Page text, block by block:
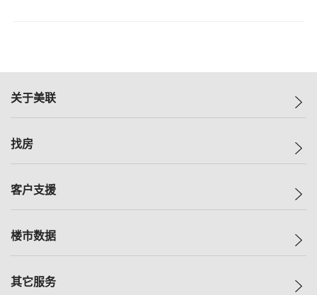
关于美联
美联集团
人才招募
找房
一手新房
减价
美联豪宅
客户支援
自助放盘
查询热线
楼市数据
指数
其它服务